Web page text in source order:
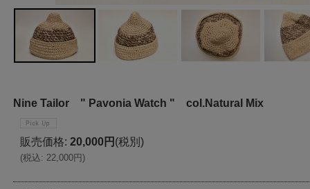
Nine Tailor " Pavonia Watch " col.Natural Mix
販売価格: 20,000円 (税別)
(税込: 22,000円)